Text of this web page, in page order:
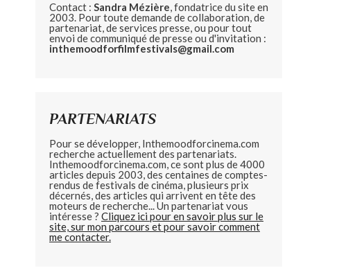
Contact : Sandra Mézière, fondatrice du site en
2003. Pour toute demande de collaboration, de
partenariat, de services presse, ou pour tout
envoi de communiqué de presse ou d'invitation :
inthemoodforfilmfestivals@gmail.com
PARTENARIATS
Pour se développer, Inthemoodforcinema.com
recherche actuellement des partenariats.
Inthemoodforcinema.com, ce sont plus de 4000
articles depuis 2003, des centaines de comptes-
rendus de festivals de cinéma, plusieurs prix
décernés, des articles qui arrivent en tête des
moteurs de recherche... Un partenariat vous
intéresse ? Cliquez ici pour en savoir plus sur le
site, sur mon parcours et pour savoir comment
me contacter.